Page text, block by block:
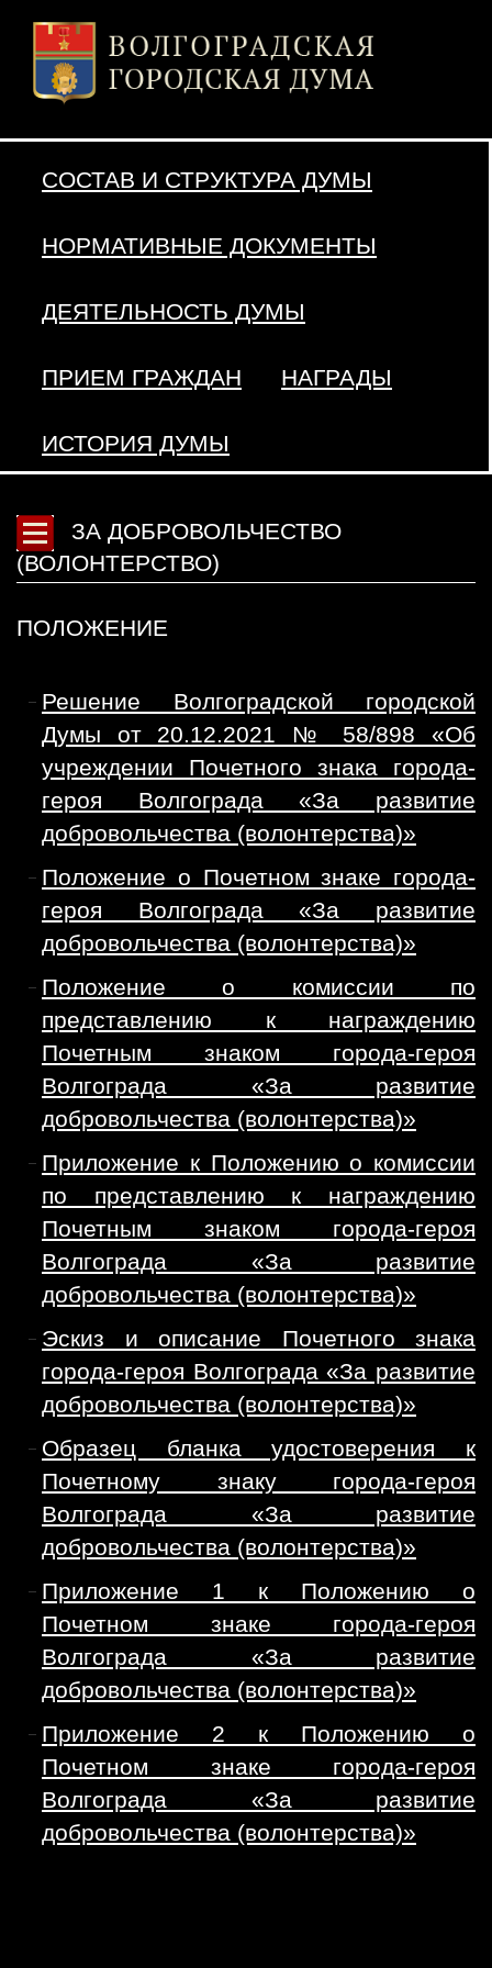
СОСТАВ И СТРУКТУРА ДУМЫ
НОРМАТИВНЫЕ ДОКУМЕНТЫ
ДЕЯТЕЛЬНОСТЬ ДУМЫ
ПРИЕМ ГРАЖДАН НАГРАДЫ
ИСТОРИЯ ДУМЫ
ЗА ДОБРОВОЛЬЧЕСТВО
(ВОЛОНТЕРСТВО)
ПОЛОЖЕНИЕ
Решение Волгоградской городской
Думы от 20.12.2021 № 58/898 «Об
учреждении Почетного знака города-
героя Волгограда «За развитие
добровольчества (волонтерства)»
Положение о Почетном знаке города-
героя Волгограда «За развитие
добровольчества (волонтерства)»
Положение о комиссии по
представлению к награждению
Почетным знаком города-героя
Волгограда «За развитие
добровольчества (волонтерства)»
Приложение к Положению о комиссии
по представлению к награждению
Почетным знаком города-героя
Волгограда «За развитие
добровольчества (волонтерства)»
Эскиз и описание Почетного знака
города-героя Волгограда «За развитие
добровольчества (волонтерства)»
Образец бланка удостоверения к
Почетному знаку города-героя
Волгограда «За развитие
добровольчества (волонтерства)»
Приложение 1 к Положению о
Почетном знаке города-героя
Волгограда «За развитие
добровольчества (волонтерства)»
Приложение 2 к Положению о
Почетном знаке города-героя
Волгограда «За развитие
добровольчества (волонтерства)»